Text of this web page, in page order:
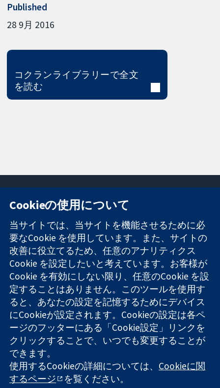
Published
28 9月 2016
コクランライブラリーで全文
を読む
信頼できるエビ
デンスと
情報に基づく意
思決定により
健康のさらなる
向上へ
11-13 Cavendish
Square
London
W1G 0AN
United Kingdom
お問い合わせ
ニュース
広報
コクランにつ
いて
採用
Cochrane
Library
コクラン・コラボレーションは、イングランド及びウェールズ
に登録された慈善団体（登録番号 1045921）および保証有限責
任会社（登録番号 03044323）です。付加価値税登録番号 GB
718 2127 49
Copyright © 2026 The Cochrane Collaboration
Cookieの使用について
当サイトでは、当サイトを機能させるために必
要なCookie を使用しています。また、サイトの
改善に役立てるため、任意のアナリティクス
Cookie を設定したいと考えています。お客様が
Cookie を有効にしない限り、任意のCookie を設
定することはありません。このツールを使用す
ると、あなたの設定を記憶するためにデバイス
にCookieが設定されます。Cookieの設定は各ペ
ージのフッターにある「Cookie設定」リンクを
クリックすることで、いつでも変更することが
できます。
使用するCookieの詳細については、 Cookieに関
するページ
を覧ください。